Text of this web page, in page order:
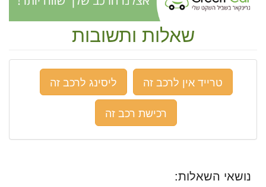
שאלות ותשובות
טרייד אין לרכב זה
ליסינג לרכב זה
רכישת רכב זה
נושאי השאלות: